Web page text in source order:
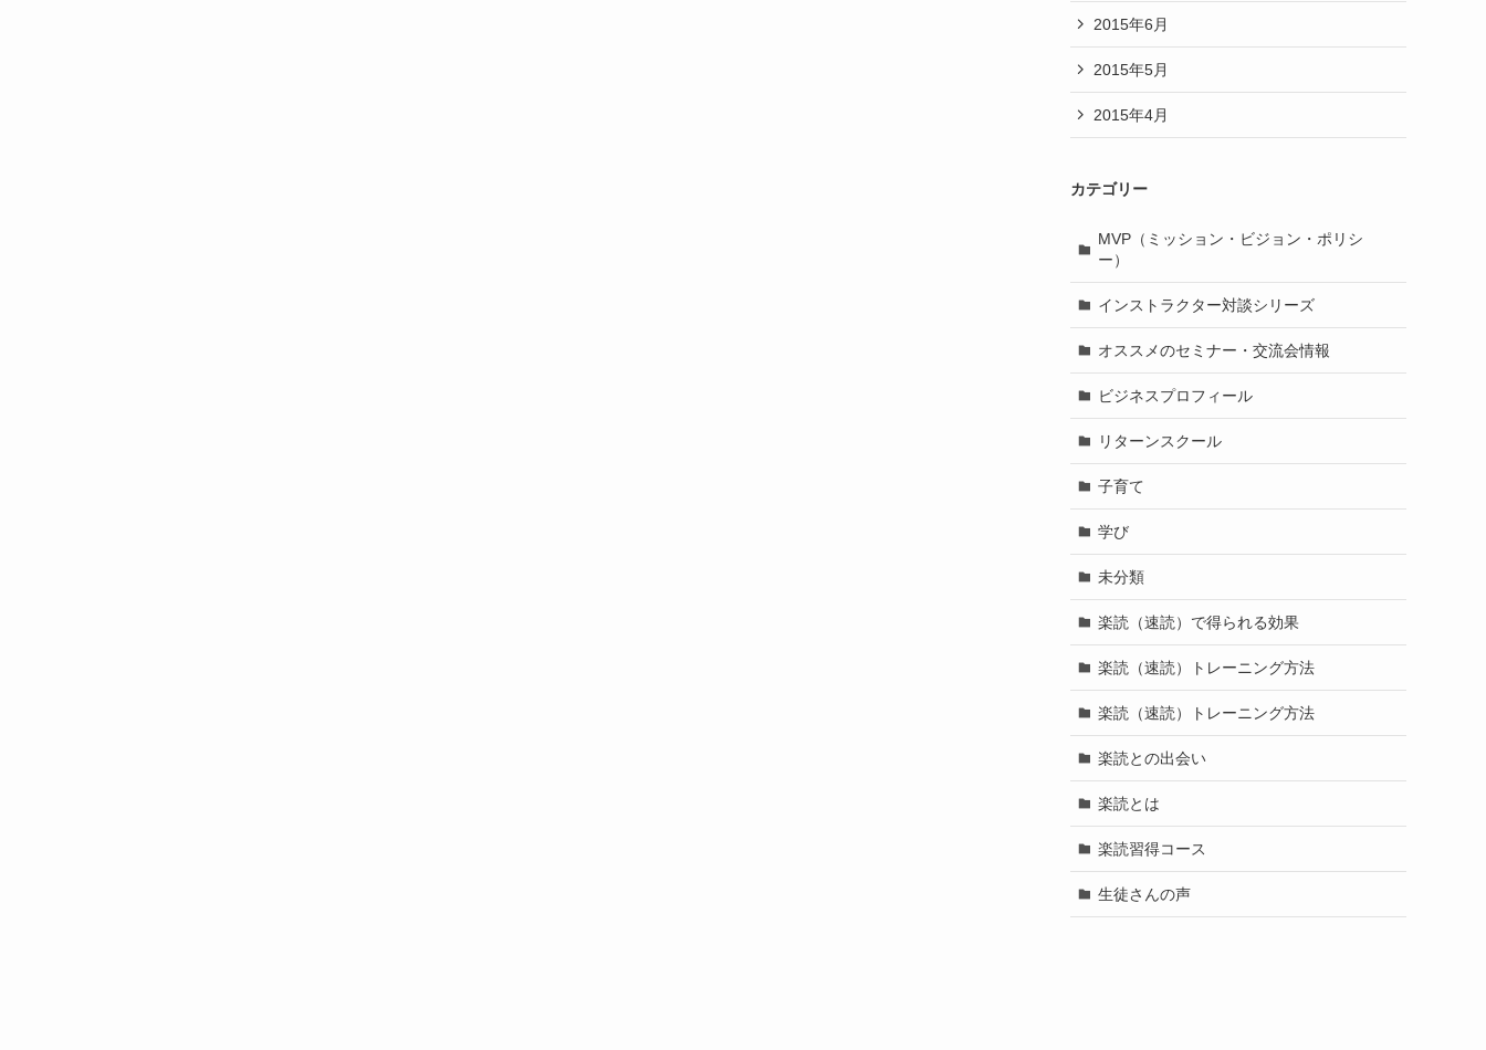
2015年6月
2015年5月
2015年4月
カテゴリー
MVP（ミッション・ビジョン・ポリシ
ー）
インストラクター対談シリーズ
オススメのセミナー・交流会情報
ビジネスプロフィール
リターンスクール
子育て
学び
未分類
楽読（速読）で得られる効果
楽読（速読）トレーニング方法
楽読（速読）トレーニング方法
楽読との出会い
楽読とは
楽読習得コース
生徒さんの声